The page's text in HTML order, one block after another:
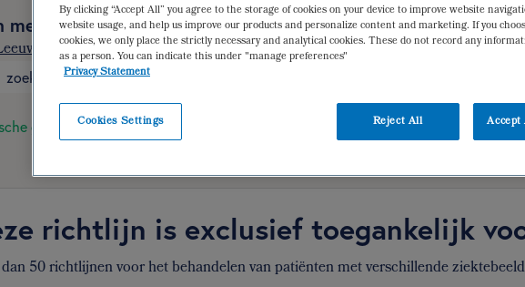
met een bipolaire-stemmingsstoornis
,Anke Pruissen-Boskaljon,Rosa van Hoorn
zoek
gegevens diëtistische gegevens dieetbehandelplan verantwoording |
richtlijn is exclusief toegankelijk
50 richtlijnen voor het behandelen van patiënten met verschillende
By clicking “Accept All” you agree to the storage of cookies on your device to improve website
website usage, and help us improve our products and personalize content and marketing. If you
cookies, we only place the strictly necessary and analytical cookies. These do not record any
as a person. You can indicate this under "manage preferences"
Privacy Statement
Cookies Settings Reject All